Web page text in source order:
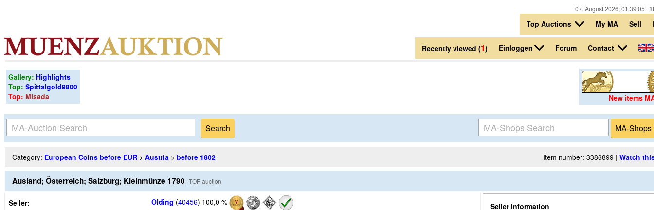
07. August 2026, 01:39:05
Top Auctions My MA Sell
Recently viewed (1) Einloggen Forum Contact
Gallery: Highlights
Top: Spittalgold9800
Top: Misada New items
Category: European Coins before EUR > Austria > before 1802 Item number: 3386899 | Watch
Ausland; Österreich; Salzburg; Kleinmünze 1790 TOP auction
Seller: Olding (40456) 100,0 %
Seller information